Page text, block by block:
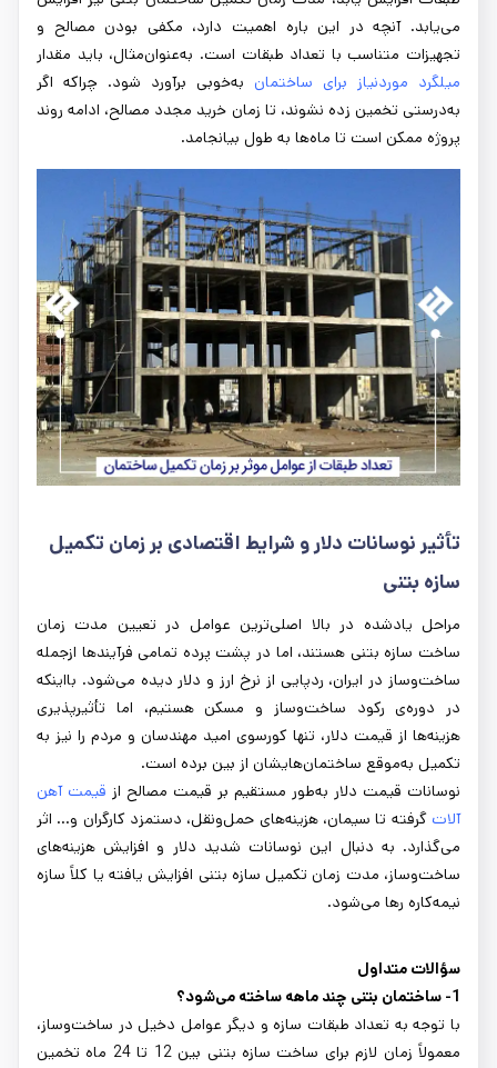
می‌یابد. آنچه در این باره اهمیت دارد، مکفی بودن مصالح و
تجهیزات متناسب با تعداد طبقات است. به‌عنوان‌مثال، باید مقدار
میلگرد موردنیاز برای ساختمان به‌خوبی برآورد شود. چراکه اگر
به‌درستی تخمین زده نشوند، تا زمان خرید مجدد مصالح، ادامه روند
پروژه ممکن است تا ماه‌ها به طول بیانجامد.
تأثیر نوسانات دلار و شرایط اقتصادی بر زمان تکمیل
سازه بتنی
مراحل یادشده در بالا اصلی‌ترین عوامل در تعیین مدت زمان
ساخت سازه بتنی هستند، اما در پشت پرده تمامی فرآیندها ازجمله
ساخت‌وساز در ایران، ردپایی از نرخ ارز و دلار دیده می‌شود. بااینکه
در دوره‌ی رکود ساخت‌وساز و مسکن هستیم، اما تأثیرپذیری
هزینه‌ها از قیمت دلار، تنها کورسوی امید مهندسان و مردم را نیز به
تکمیل به‌موقع ساختمان‌هایشان از بین برده است.
نوسانات قیمت دلار به‌طور مستقیم بر قیمت مصالح از قیمت آهن
آلات گرفته تا سیمان، هزینه‌های حمل‌ونقل، دستمزد کارگران و... اثر
می‌گذارد. به دنبال این نوسانات شدید دلار و افزایش هزینه‌های
ساخت‌وساز، مدت زمان تکمیل سازه بتنی افزایش یافته یا کلاً سازه
نیمه‌کاره رها می‌شود.
سؤالات متداول
1- ساختمان بتنی چند ماهه ساخته می‌شود؟
با توجه به تعداد طبقات سازه و دیگر عوامل دخیل در ساخت‌وساز،
معمولاً زمان لازم برای ساخت سازه بتنی بین 12 تا 24 ماه تخمین